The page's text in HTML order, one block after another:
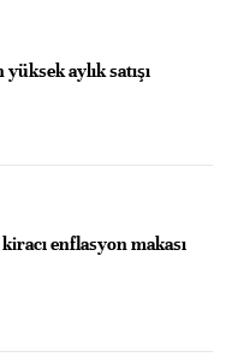
aylık satışı
enflasyon makası